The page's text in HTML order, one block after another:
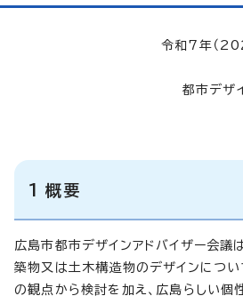
令和7年（
都市デザ
1 概要
広島市都市デザインアドバイザー会議
築物又は土木構造物のデザインについ
の観点から検討を加え、広島らしい個